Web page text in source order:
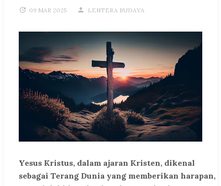
09 MAR 2025 LENTERA BUDAYA
Yesus Kristus, dalam ajaran Kristen, dikenal
sebagai Terang Dunia yang memberikan harapan,